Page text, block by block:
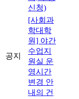
신청)
공지
[사회과
학대학
원] 야간
수업지
원실 운
영시간
변경 안
내의 건